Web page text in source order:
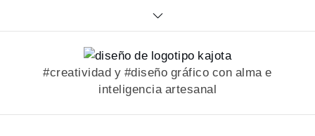
#creatividad y #diseño gráfico con alma e
inteligencia artesanal